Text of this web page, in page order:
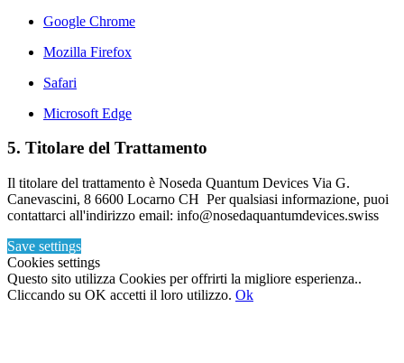
Google Chrome
Mozilla Firefox
Safari
Microsoft Edge
5. Titolare del Trattamento
Il titolare del trattamento è Noseda Quantum Devices Via G.
Canevascini, 8 6600 Locarno CH Per qualsiasi informazione, puoi
contattarci all'indirizzo email: info@nosedaquantumdevices.swiss
Save settings
Cookies settings
Questo sito utilizza Cookies per offrirti la migliore esperienza..
Cliccando su OK accetti il loro utilizzo. Ok